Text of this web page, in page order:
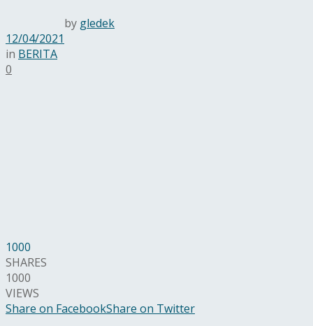
by gledek
12/04/2021
in BERITA
0
1000
SHARES
1000
VIEWS
Share on FacebookShare on Twitter